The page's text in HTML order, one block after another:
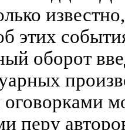
этих
оборот
перу